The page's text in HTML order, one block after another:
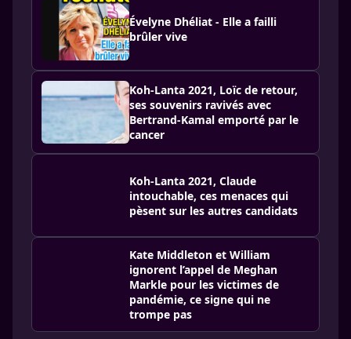
Évelyne Dhéliat - Elle a failli
brûler vive
Koh-Lanta 2021, Loïc de retour,
ses souvenirs ravivés avec
Bertrand-Kamal emporté par le
cancer
Koh-Lanta 2021, Claude
intouchable, ces menaces qui
pèsent sur les autres candidats
Kate Middleton et William
ignorent l’appel de Meghan
Markle pour les victimes de
pandémie, ce signe qui ne
trompe pas